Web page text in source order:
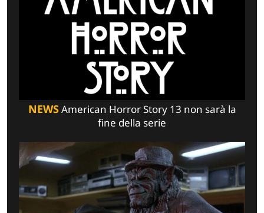
NEWSAmerican Horror Story 13 non sarà la
fine della serie